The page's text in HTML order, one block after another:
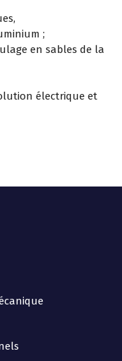
;
en sables de la
électrique et